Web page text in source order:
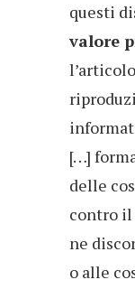
questi
valore
[…]
delle
contro il
ne
o alle